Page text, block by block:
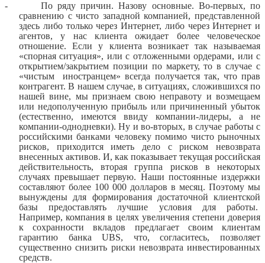
-
По ряду причин. Назову основные. Во-первых, по
сравнению с чисто западной компанией, представленной
здесь либо только через Интернет, либо через Интернет и
агентов, у нас клиента ожидает более человеческое
отношение. Если у клиента возникает так называемая
«спорная ситуация», или с отложенными ордерами, или с
открытием/закрытием позиции по маркету, то в случае с
«чистым
иностранцем» всегда получается так, что прав
контрагент. В нашем случае, в ситуациях, сложившихся по
нашей вине, мы признаем свою неправоту и возмещаем
или недополученную прибыль или причиненный убыток
(естественно, имеются ввиду компании-лидеры, а не
компании-однодневки). Ну и во-вторых, в случае работы с
российскими банками человеку помимо чисто рыночных
рисков, приходится иметь дело с риском невозврата
внесенных активов. И, как показывает текущая российская
действительность, вторая группа рисков в некоторых
случаях превышает первую. Наши постоянные издержки
составляют более 100 000 долларов в месяц. Поэтому мы
вынуждены для формирования достаточной клиентской
базы предоставлять лучшие условия для работы.
Например, компания в целях увеличения степени доверия
к сохранности вкладов предлагает своим клиентам
гарантию банкаUBS, что, согласитесь, позволяет
существенно снизить риски невозврата инвестированных
средств.